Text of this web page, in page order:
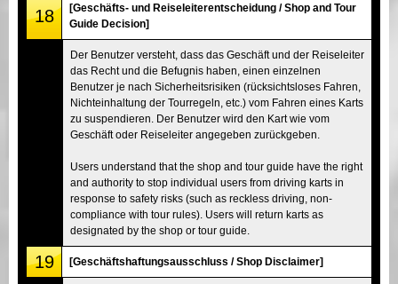
18
[Geschäfts- und Reiseleiterentscheidung / Shop and Tour
Guide Decision]
Der Benutzer versteht, dass das Geschäft und der Reiseleiter
das Recht und die Befugnis haben, einen einzelnen
Benutzer je nach Sicherheitsrisiken (rücksichtsloses Fahren,
Nichteinhaltung der Tourregeln, etc.) vom Fahren eines Karts
zu suspendieren. Der Benutzer wird den Kart wie vom
Geschäft oder Reiseleiter angegeben zurückgeben.
Users understand that the shop and tour guide have the right
and authority to stop individual users from driving karts in
response to safety risks (such as reckless driving, non-
compliance with tour rules). Users will return karts as
designated by the shop or tour guide.
19 [Geschäftshaftungsausschluss / Shop Disclaimer]